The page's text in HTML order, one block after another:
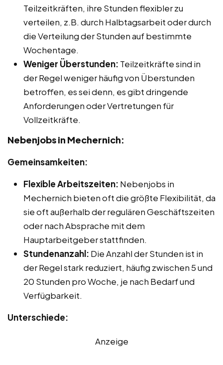
Teilzeitkräften, ihre Stunden flexibler zu
verteilen, z.B. durch Halbtagsarbeit oder durch
die Verteilung der Stunden auf bestimmte
Wochentage.
Weniger Überstunden: Teilzeitkräfte sind in
der Regel weniger häufig von Überstunden
betroffen, es sei denn, es gibt dringende
Anforderungen oder Vertretungen für
Vollzeitkräfte.
Nebenjobs in Mechernich:
Gemeinsamkeiten:
Flexible Arbeitszeiten: Nebenjobs in
Mechernich bieten oft die größte Flexibilität, da
sie oft außerhalb der regulären Geschäftszeiten
oder nach Absprache mit dem
Hauptarbeitgeber stattfinden.
Stundenanzahl: Die Anzahl der Stunden ist in
der Regel stark reduziert, häufig zwischen 5 und
20 Stunden pro Woche, je nach Bedarf und
Verfügbarkeit.
Unterschiede:
Anzeige